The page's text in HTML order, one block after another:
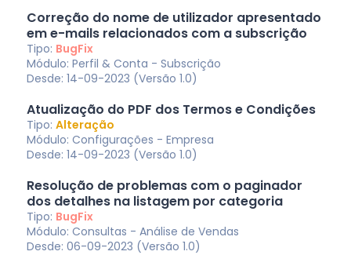
Correção do nome de utilizador apresentado
em e-mails relacionados com a subscrição
Tipo: BugFix
Módulo: Perfil & Conta - Subscrição
Desde: 14-09-2023 (Versão 1.0)
Atualização do PDF dos Termos e Condições
Tipo: Alteração
Módulo: Configurações - Empresa
Desde: 14-09-2023 (Versão 1.0)
Resolução de problemas com o paginador
dos detalhes na listagem por categoria
Tipo: BugFix
Módulo: Consultas - Análise de Vendas
Desde: 06-09-2023 (Versão 1.0)